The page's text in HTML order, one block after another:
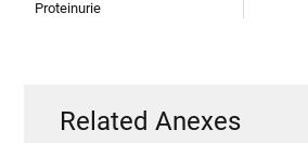
Proteinurie
Related Anexes